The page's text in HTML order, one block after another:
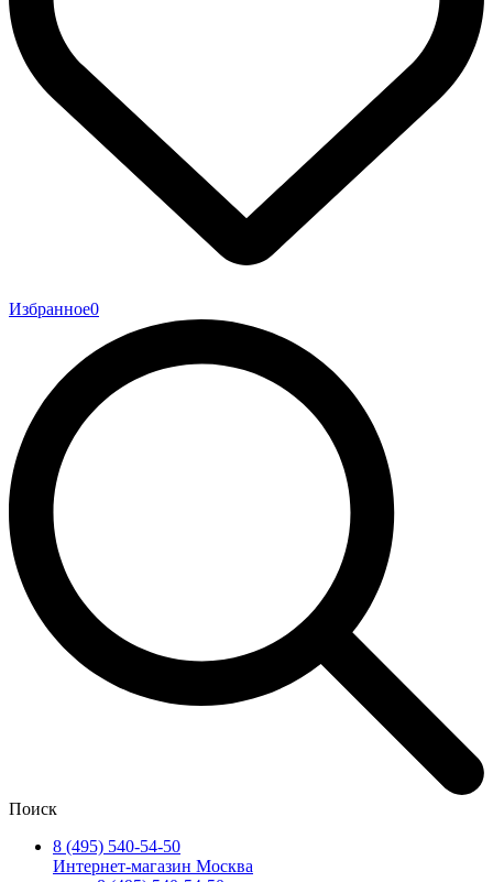
Избранное0
Поиск
8 (495) 540-54-50
Интернет-магазин Москва